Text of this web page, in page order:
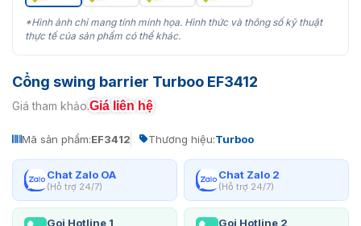
*Hình ảnh chỉ mang tính minh họa. Hình thức và thông số kỹ thuật
thực tế của sản phẩm có thể khác.
Cổng swing barrier Turboo EF3412
Giá tham khảo:Giá liên hệ
Mã sản phẩm:EF3412 Thương hiệu:Turboo
Chat Zalo OA
(Hỗ trợ 24/7)
Chat Zalo 2
(Hỗ trợ 24/7)
Gọi Hotline 1 Gọi Hotline 2